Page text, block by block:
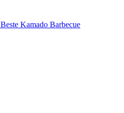
Beste Kamado Barbecue